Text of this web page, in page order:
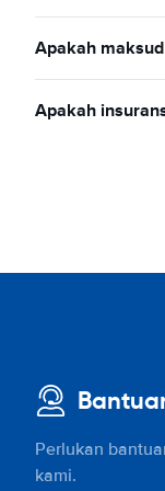
Apakah
Apakah
Perlukan
kami.